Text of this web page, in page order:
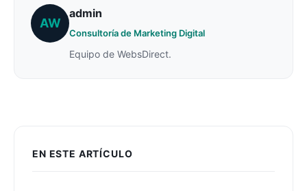
EN ESTE ARTÍCULO
AW
admin
Consultoría de Marketing Digital
Equipo de WebsDirect.